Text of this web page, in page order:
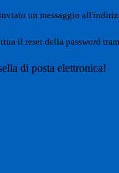
un messaggio
il reset della password
di posta elettronica!